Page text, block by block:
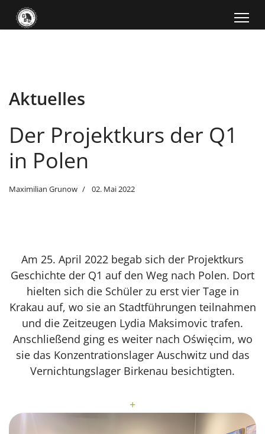
Aktuelles
Der Projektkurs der Q1
in Polen
Maximilian Grunow 02. Mai 2022
Am 25. April 2022 begab sich der Projektkurs
Geschichte der Q1 auf den Weg nach Polen. Dort
hielten sich die Schüler zu erst vier Tage in
Krakau auf, wo sie an Stadtführungen teilnahmen
und die Zeitzeugen Lydia Maksimovic trafen.
Anschließend ging es weiter nach Oświęcim, wo
sie das Konzentrationslager Auschwitz und das
Vernichtungslager Birkenau besichtigten.
+